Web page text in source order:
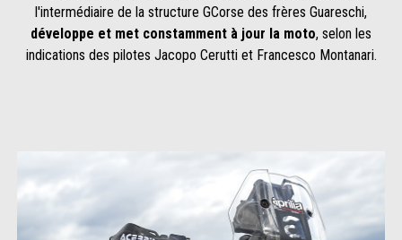
l'intermédiaire de la structure GCorse des frères Guareschi,
développe et met constamment à jour la moto, selon les
indications des pilotes Jacopo Cerutti et Francesco Montanari.